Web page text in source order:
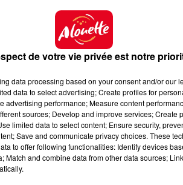
de votre vie privée est notre
data processing based on your consent and/or our
data to select advertising; Create profiles for
advertising performance; Measure content
sources; Develop and improve services; Create
limited data to select content; Ensure security,
Save and communicate privacy choices. These
to offer following functionalities: Identify devices
Match and combine data from other data sources;